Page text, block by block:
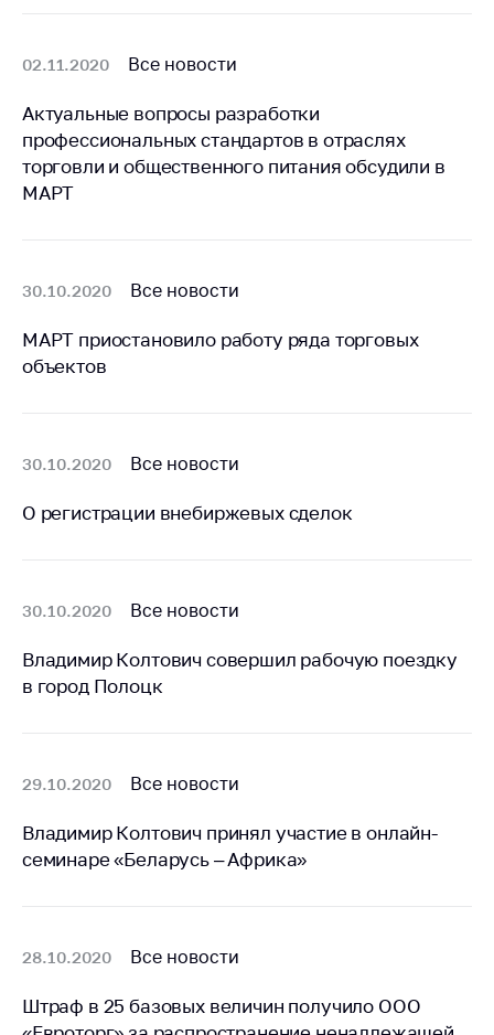
Сообщить о росте
цен на товары
Сообщить о росте
цен на лекарства и
медицинские
изделия
работы
Приемная
Министра
Вышестоящий
орган
цен
Ценообразование
на лекарственные
средства, изделия
медицинскую
технику
Решение Комиссии
по установлению
антимонопольного
Предостережения и
02.11.2020 Все новости
Актуальные вопросы разработки
профессиональных стандартов в отраслях
торговли и общественного питания обсудили в
МАРТ
30.10.2020 Все новости
МАРТ приостановило работу ряда торговых
объектов
30.10.2020 Все новости
О регистрации внебиржевых сделок
30.10.2020 Все новости
Владимир Колтович совершил рабочую поездку
в город Полоцк
29.10.2020 Все новости
Владимир Колтович принял участие в онлайн-
семинаре «Беларусь – Африка»
28.10.2020 Все новости
Штраф в 25 базовых величин получило ООО